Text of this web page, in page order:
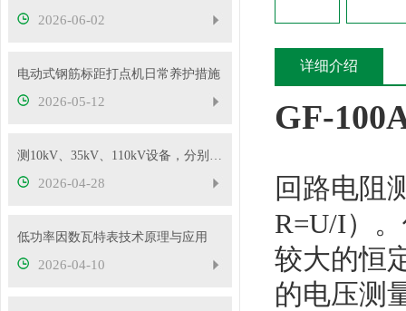
2026-06-02
电动式钢筋标距打点机日常养护措施
2026-05-12
测10kV、35kV、110kV设备，分别选哪种高压试验变压器？
2026-04-28
低功率因数瓦特表技术原理与应用
2026-04-10
详细介绍
GF-
回路电阻
R=U/I）
较大的恒
的电压测